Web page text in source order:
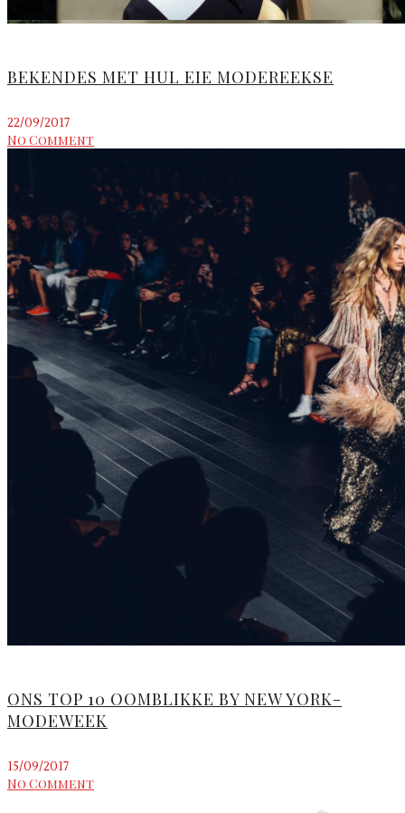
BEKENDES MET HUL EIE MODEREEKSE
22/09/2017
No Comment
ONS TOP 10 OOMBLIKKE BY NEW YORK-
MODEWEEK
15/09/2017
No Comment